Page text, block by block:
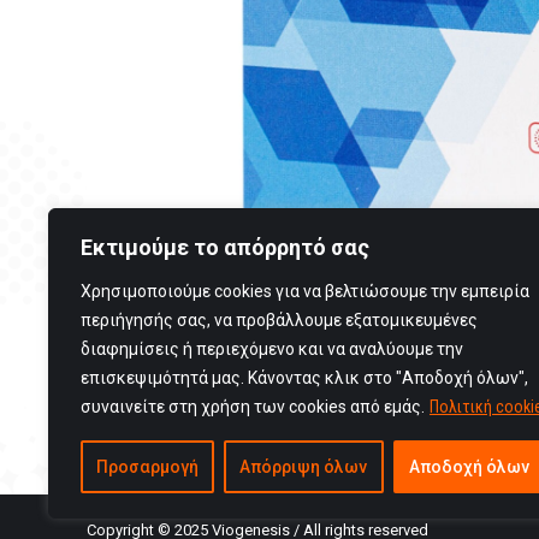
Εκτιμούμε το απόρρητό σας
Χρησιμοποιούμε cookies για να βελτιώσουμε την εμπειρία
περιήγησής σας, να προβάλλουμε εξατομικευμένες
διαφημίσεις ή περιεχόμενο και να αναλύουμε την
επισκεψιμότητά μας. Κάνοντας κλικ στο "Αποδοχή όλων",
συναινείτε στη χρήση των cookies από εμάς.
Πολιτική
Προσαρμογή Απόρριψη όλων Αποδοχή όλων
Copyright © 2025 Viogenesis / All rights reserved